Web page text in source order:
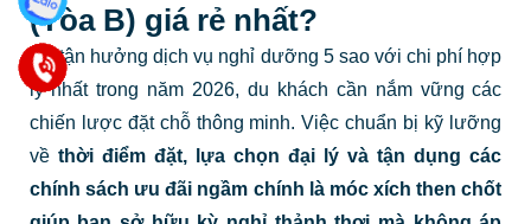
(Tòa B) giá rẻ nhất?
Để tận hưởng dịch vụ nghỉ dưỡng 5 sao với chi phí hợp
lý nhất trong năm 2026, du khách cần nắm vững các
chiến lược đặt chỗ thông minh. Việc chuẩn bị kỹ lưỡng
về thời điểm đặt, lựa chọn đại lý và tận dụng các
chính sách ưu đãi ngầm chính là móc xích then chốt